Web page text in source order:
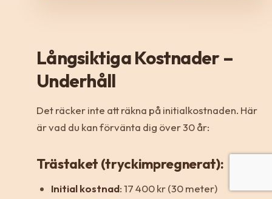
Långsiktiga Kostnader –
Underhåll
Det räcker inte att räkna på initialkostnaden. Här
är vad du kan förvänta dig över 30 år:
Trästaket (tryckimpregnerat):
Initial kostnad: 17 400 kr (30 meter)